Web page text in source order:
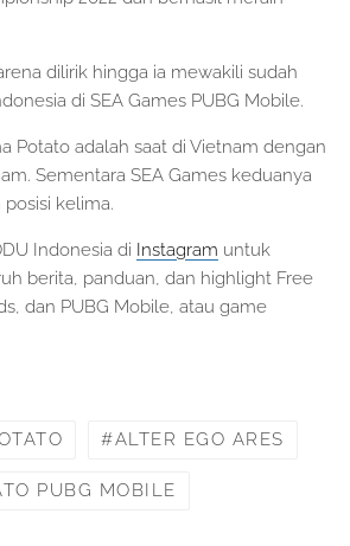
dilirik hingga ia mewakili sudah
di SEA Games PUBG Mobile.
Potato adalah saat di Vietnam dengan
Sementara SEA Games keduanya
kelima.
Indonesia di Instagram untuk
berita, panduan, dan highlight Free
dan PUBG Mobile, atau game
ALTER EGO ARES
PUBG MOBILE